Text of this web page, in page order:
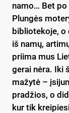
namo… Bet
Plungės
bibliotekoje, o
iš namų,
priima mus
gerai nėra. Iki
mažytė –
pradžios, o
kur tik